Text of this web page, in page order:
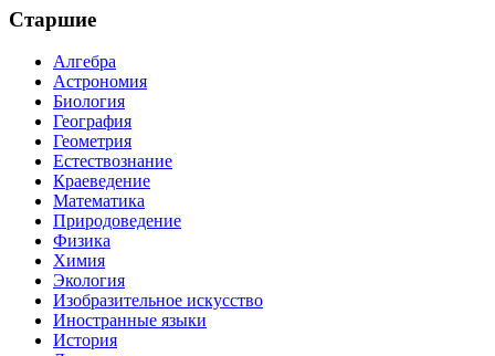
Старшие
Алгебра
Астрономия
Биология
География
Геометрия
Естествознание
Краеведение
Математика
Природоведение
Физика
Химия
Экология
Изобразительное искусство
Иностранные языки
История